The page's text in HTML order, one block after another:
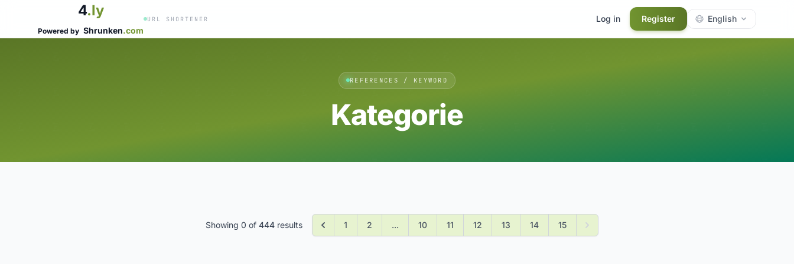
4.ly
Powered by Shrunken.com
URL SHORTENER Log in Register English
REFERENCES / KEYWORD
Kategorie
Showing 0 of 444results 1 2 ... 10 11 12 13 14 15